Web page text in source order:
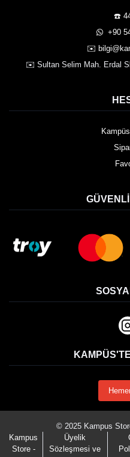
☎️
+90
✉️
✉️ Sultan Selim Mah. Erdal
© 2025 Kampus
Kampus
Store -
Üyelik
Sözleşmesi ve